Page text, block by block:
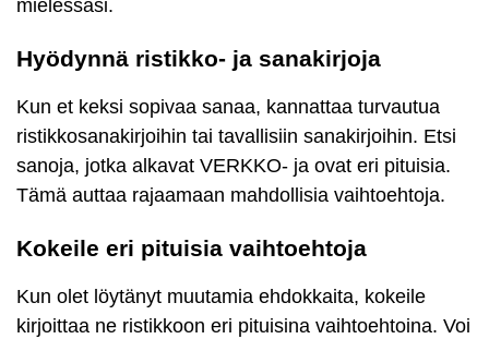
mielessäsi.
Hyödynnä ristikko- ja sanakirjoja
Kun et keksi sopivaa sanaa, kannattaa turvautua
ristikkosanakirjoihin tai tavallisiin sanakirjoihin. Etsi
sanoja, jotka alkavat VERKKO- ja ovat eri pituisia.
Tämä auttaa rajaamaan mahdollisia vaihtoehtoja.
Kokeile eri pituisia vaihtoehtoja
Kun olet löytänyt muutamia ehdokkaita, kokeile
kirjoittaa ne ristikkoon eri pituisina vaihtoehtoina. Voi